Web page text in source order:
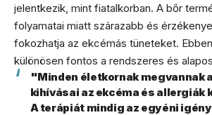
jelentkezik, mint fiatalkorban. A bőr
folyamatai miatt szárazabb és
fokozhatja az ekcémás tüneteket.
különösen fontos a rendszeres és
"Minden életkornak megvannak
kihívásai az ekcéma és allergiák
A terápiát mindig az egyéni